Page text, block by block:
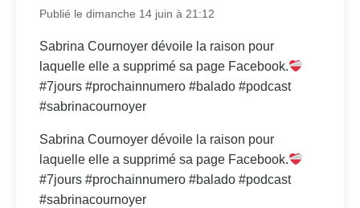
Publié le dimanche 14 juin à 21:12
Sabrina Cournoyer dévoile la raison pour
laquelle elle a supprimé sa page Facebook.
#7jours #prochainnumero #balado #podcast
#sabrinacournoyer
Sabrina Cournoyer dévoile la raison pour
laquelle elle a supprimé sa page Facebook.
#7jours #prochainnumero #balado #podcast
#sabrinacournoyer